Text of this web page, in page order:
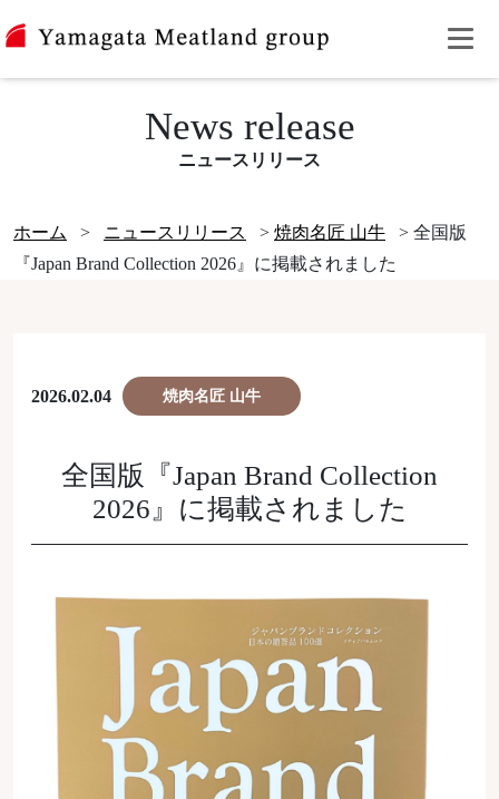
News release
ニュースリリース
ホーム > ニュースリリース > 焼肉名匠 山牛 > 全国版
『Japan Brand Collection 2026』に掲載されました
2026.02.04 焼肉名匠 山牛
全国版『Japan Brand Collection
2026』に掲載されました